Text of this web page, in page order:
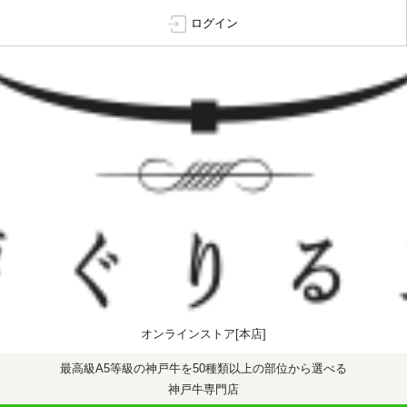
ログイン
オンラインストア[本店]
最高級A5等級の神戸牛を50種類以上の部位から選べる
神戸牛専門店